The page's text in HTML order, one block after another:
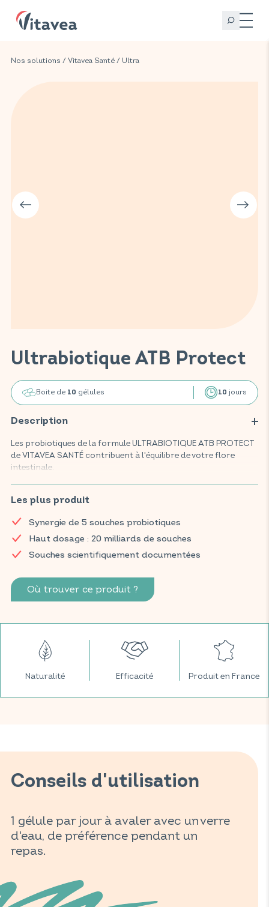
Nos solutions / Vitavea Santé / Ultra
Ultrabiotique ATB Protect
Boite de 10 gélules 10 jours
Description
Les probiotiques de la formule ULTRABIOTIQUE ATB PROTECT
de VITAVEA SANTÉ contribuent à l'équilibre de votre flore
intestinale.
Ce complément alimentaire, composé de 5 souches de
ferments lactiques scientifiquement documentées, favorise le
dosage de 20 milliards de souches par gélule. Les souches de
Lactobacillus rhamnosus, Lactobacillus casei, Lactobacillus
sont reconnues pour leur grande capacité d'adhésion et leur
Retrouvez vos produits VITAVEA SANTÉ dans votre pharmacie
et parapharmacie habituelles.
Les plus produit
Synergie de 5 souches probiotiques
Haut dosage : 20 milliards de souches
Souches scientifiquement documentées
Où trouver ce produit ?
Naturalité Efficacité Produit en France
Conseils d'utilisation
1 gélule par jour à avaler avec un verre
d'eau, de préférence pendant un
repas.